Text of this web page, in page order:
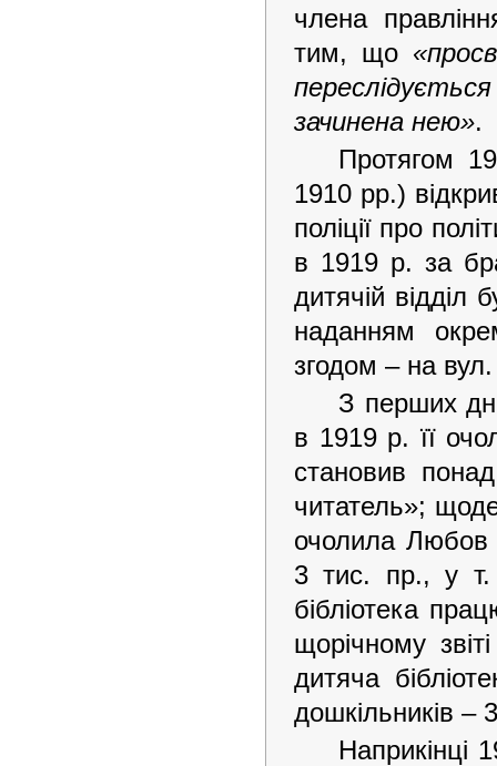
члена
тим, що
зачинена нею».
Протягом
1910 рр.)
поліції про
в 1919 р. за
дитячій відділ
наданням
згодом – на
З перших
в 1919 р. її
становив
читатель»;
очолила Любов
3 тис. пр., у
бібліотека
щорічному
дитяча
дошкільників –
Наприкінці